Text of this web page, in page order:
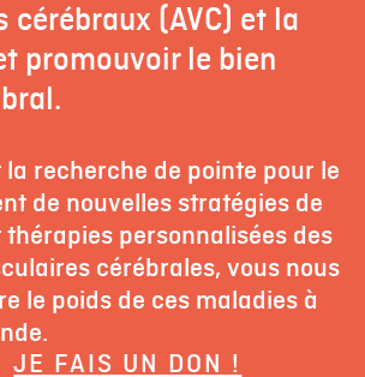
cérébraux (AVC) et la
promouvoir le bien
recherche de pointe pour le
de nouvelles stratégies de
personnalisées des
cérébrales, vous nous
le poids de ces maladies à
JE FAIS UN DON !